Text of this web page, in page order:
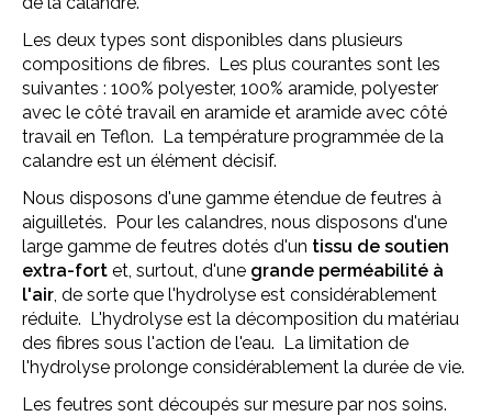
Les deux types sont disponibles dans plusieurs
compositions de fibres. Les plus courantes sont les
suivantes : 100% polyester, 100% aramide, polyester
avec le côté travail en aramide et aramide avec côté
travail en Teflon. La température programmée de la
calandre est un élément décisif.
Nous disposons d'une gamme étendue de feutres à
aiguilletés. Pour les calandres, nous disposons d'une
large gamme de feutres dotés d'un tissu de soutien
extra-fort et, surtout, d'une grande perméabilité à
l'air , de sorte que l'hydrolyse est considérablement
réduite. L'hydrolyse est la décomposition du matériau
des fibres sous l'action de l'eau. La limitation de
l'hydrolyse prolonge considérablement la durée de vie.
Les feutres sont découpés sur mesure par nos soins.